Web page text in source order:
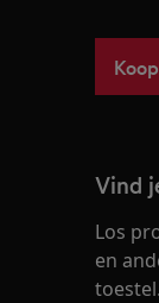
Vind
Los
en
toestel.